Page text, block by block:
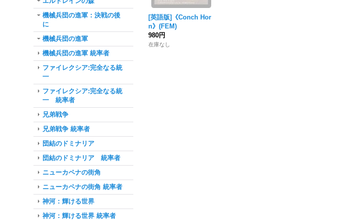
機械兵団の進軍：決戦の後
に
機械兵団の進軍
機械兵団の進軍 統率者
ファイレクシア:完全なる統
一
ファイレクシア:完全なる統
一 統率者
兄弟戦争
兄弟戦争 統率者
団結のドミナリア
団結のドミナリア 統率者
ニューカペナの街角
ニューカペナの街角 統率者
神河：輝ける世界
神河：輝ける世界 統率者
[英語版]《Conch Hor
n》(FEM)
980円
在庫なし